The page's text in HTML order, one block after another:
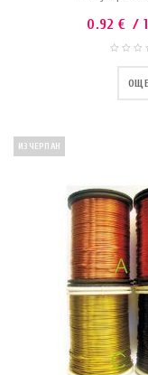
0.92 € /
ОЩЕ
ИЗЧЕРПАН